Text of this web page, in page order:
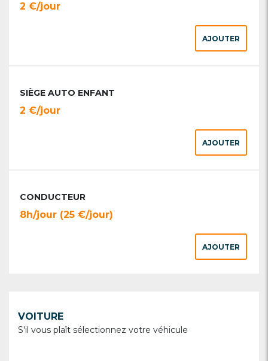
2 €/jour
AJOUTER
SIÈGE AUTO ENFANT
2 €/jour
AJOUTER
CONDUCTEUR
8h/jour (25 €/jour)
AJOUTER
VOITURE
S'il vous plaît sélectionnez votre véhicule